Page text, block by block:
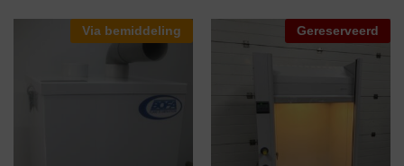
Via bemiddeling Gereserveerd